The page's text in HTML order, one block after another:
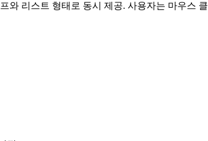
리스트 형태로 동시 제공. 사용자는 마우스